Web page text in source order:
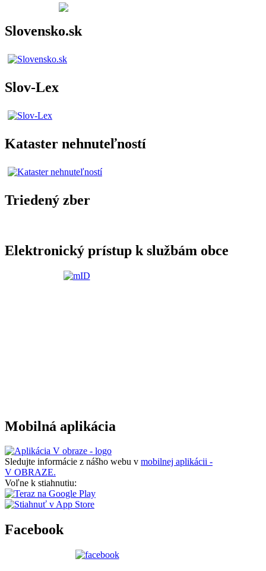
Slovensko.sk
Slov-Lex
Kataster nehnuteľností
Triedený zber
Elektronický prístup k službám obce
Mobilná aplikácia
Sledujte informácie z nášho webu v mobilnej aplikácii -
V OBRAZE.
Voľne k stiahnutiu:
Facebook